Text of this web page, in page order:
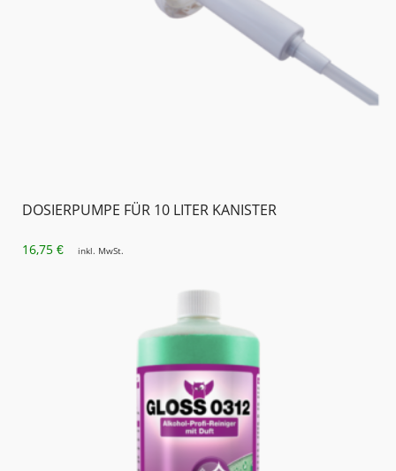
DOSIERPUMPE FÜR 10 LITER KANISTER
16,75 € inkl. MwSt.